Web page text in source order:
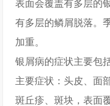
表面会覆盖有多层的
有多层的鳞屑脱落。
加重。
银屑病的症状主要包
主要症状：头皮、面
斑丘疹、斑块，表面